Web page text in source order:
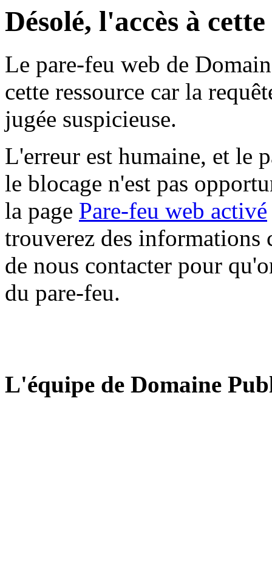
Désolé, l'accès à
Le pare-feu web de
cette ressource car la
jugée suspicieuse.
L'erreur est humaine, et le
le blocage n'est pas
la page Pare-feu web activé
trouverez des informations
de nous contacter pour
du pare-feu.
L'équipe de Domaine